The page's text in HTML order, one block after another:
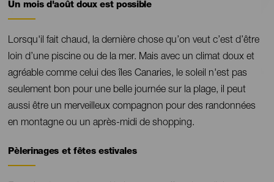
Contenido
Un mois d'août doux est possible
Lorsqu'il fait chaud, la dernière chose qu’on veut c’est d’être
loin d’une piscine ou de la mer. Mais avec un climat doux et
agréable comme celui des îles Canaries, le soleil n'est pas
seulement bon pour une belle journée sur la plage, il peut
aussi être un merveilleux compagnon pour des randonnées
en montagne ou un après-midi de shopping.
Contenido
Pèlerinages et fêtes estivales